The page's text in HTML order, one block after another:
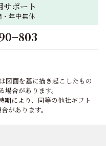
サポート
年中無休
図面を基に描き起こしたもの
合があります。
により、同等の他社ギフト
があります。